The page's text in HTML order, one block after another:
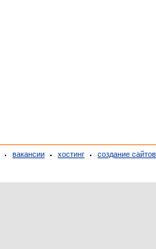
вакансии хостинг создание сайтов